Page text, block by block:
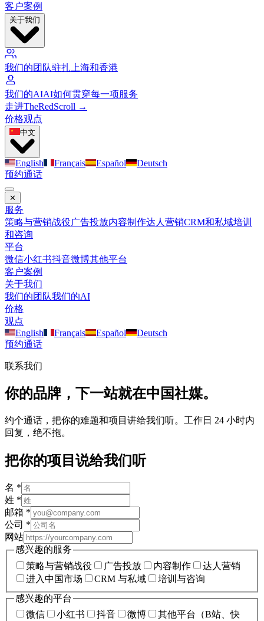
客户案例
关于我们
我们的团队驻扎上海和香港
我们的AIAI如何贯穿每一项服务
走进TheRedScroll →
价格观点
中文
English Français Español
Deutsch
预约通话
✕
服务
策略与营销战役广告投放内容制作达人营销CRM和私域培训
和咨询
平台
微信小红书抖音微博其他平台
客户案例
关于我们
我们的团队我们的AI
价格
观点
English
Français Español
Deutsch
预约通话
联系我们
你的品牌，下一站就在中国社媒。
约个通话，把你的难题和项目讲给我们听。工作日 24 小时内
回复，绝不拖。
把你的项目说给我们听
名 *
姓 *
邮箱 *
公司 *
网站
感兴趣的服务
策略与营销战役
广告投放 内容制作
达人营销
进入中国市场
CRM 与私域
培训与咨询
感兴趣的平台
微信
小红书 抖音 微博
其他平台（B站、快